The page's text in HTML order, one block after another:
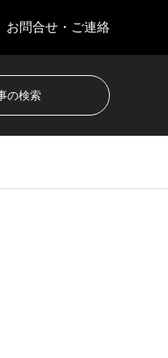
お問合せ・ご連絡